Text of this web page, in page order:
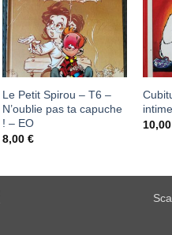
à ma
liste
d'envies
Le Petit Spirou – T6 –
N’oublie pas ta capuche
! – EO
8,00€
10,00